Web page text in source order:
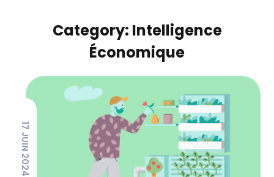
Category: Intelligence
Économique
17 JUIN 2024